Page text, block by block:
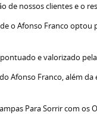
de nossos clientes e o
o Afonso Franco
e valorizado
Afonso Franco, além
Para Sorrir com os